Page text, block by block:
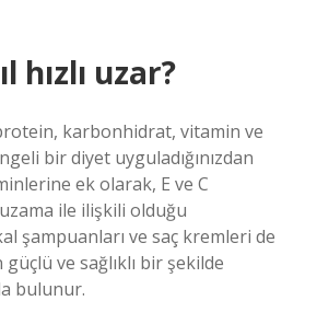
hızlı uzar?
karbonhidrat, vitamin ve
bir diyet uyguladığınızdan
ek olarak, E ve C
ile ilişkili olduğu
şampuanları ve saç kremleri de
güçlü ve sağlıklı bir şekilde
bulunur.